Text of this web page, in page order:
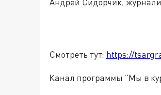
Смотреть тут: https://
Канал программы "Мы в